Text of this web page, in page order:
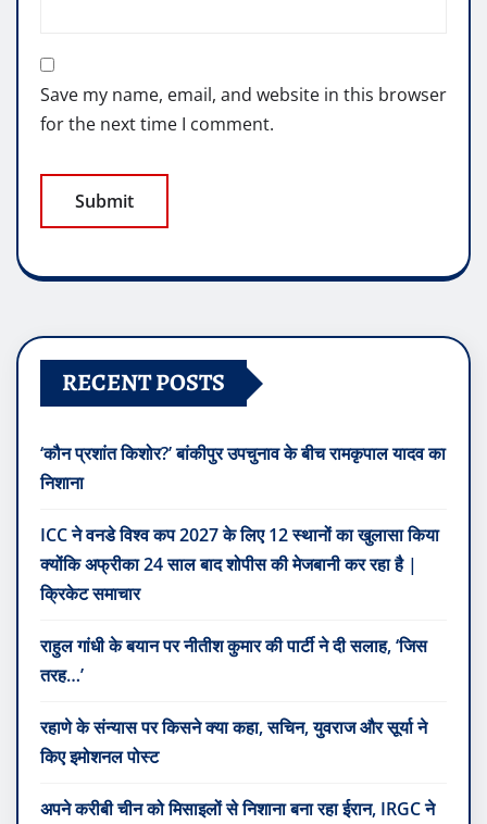
Save my name, email, and website in this browser
for the next time I comment.
RECENT POSTS
‘कौन प्रशांत किशोर?’ बांकीपुर उपचुनाव के बीच रामकृपाल यादव का
निशाना
ICC ने वनडे विश्व कप 2027 के लिए 12 स्थानों का खुलासा किया
क्योंकि अफ्रीका 24 साल बाद शोपीस की मेजबानी कर रहा है |
क्रिकेट समाचार
राहुल गांधी के बयान पर नीतीश कुमार की पार्टी ने दी सलाह, ‘जिस
तरह…’
रहाणे के संन्यास पर किसने क्या कहा, सचिन, युवराज और सूर्या ने
किए इमोशनल पोस्ट
अपने करीबी चीन को मिसाइलों से निशाना बना रहा ईरान, IRGC ने